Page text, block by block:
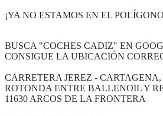
¡YA NO ESTAMOS EN EL
BUSCA "COCHES CADIZ" EN
CONSIGUE LA UBICACIÓN
CARRETERA JEREZ - CARTAGENA,
ROTONDA ENTRE BALLENOIL Y
11630 ARCOS DE LA FRONTERA